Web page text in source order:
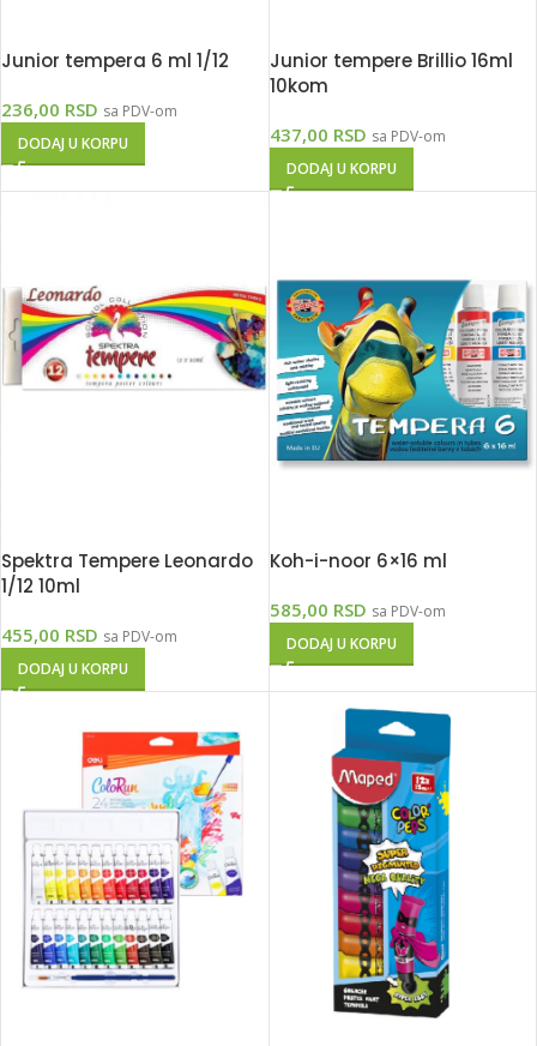
Junior tempera 6 ml 1/12
236,00 RSD sa PDV-om
DODAJ U KORPU
Junior tempere Brillio 16ml
10kom
437,00 RSD sa PDV-om
DODAJ U KORPU
Spektra Tempere Leonardo
1/12 10ml
455,00 RSD sa PDV-om
DODAJ U KORPU
Koh-i-noor 6×16 ml
585,00 RSD sa PDV-om
DODAJ U KORPU